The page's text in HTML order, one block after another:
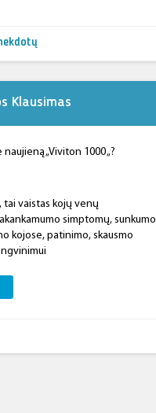
Klausimas
„Viviton 1000 „?
tai vaistas kojų venų
simptomų, sunkumo
kojose, patinimo, skausmo